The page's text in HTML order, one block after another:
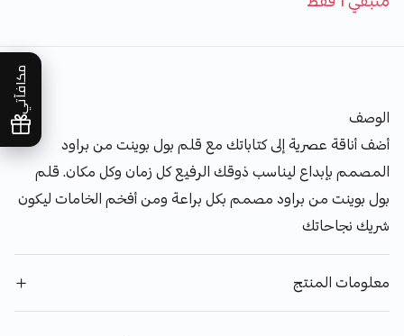
مكافآتي
الوصف
أضف أناقة عصرية إلى كتاباتك مع قلم بول بوينت من براود
المصمم بإبداع ليناسب ذوقك الرفيع كل زمان وكل مكان. قلم
بول بوينت من براود مصمم بكل براعة ومن أفخم الخامات ليكون
شريك نجاحاتك
معلومات المنتج